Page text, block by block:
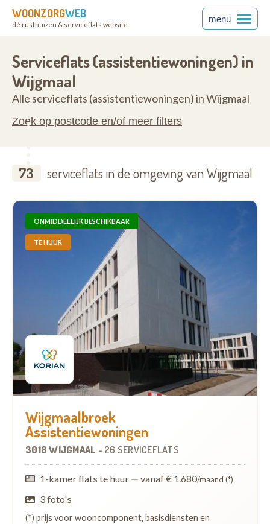
WOONZORGWEB
dé rusthuizen & serviceflats website
menu
Serviceflats (assistentiewoningen) in
Wijgmaal
Alle serviceflats (assistentiewoningen) in Wijgmaal
Zoek op postcode en/of meer filters
73 serviceflats in de omgeving van Wijgmaal
ONMIDDELLIJK BESCHIKBAAR
TE HUUR
Wijgmaalbroek
Assistentiewoningen
3018 WIJGMAAL - 26 SERVICEFLATS
1-kamer flats te huur — vanaf € 1.680/maand (*)
3 foto's
(*) prijs voor wooncomponent, basisdiensten en